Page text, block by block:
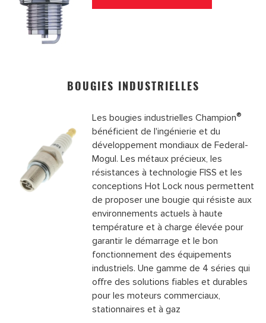
BOUGIES INDUSTRIELLES
Les bougies industrielles Champion®
bénéficient de l'ingénierie et du
développement mondiaux de Federal-
Mogul. Les métaux précieux, les
résistances à technologie FISS et les
conceptions Hot Lock nous permettent
de proposer une bougie qui résiste aux
environnements actuels à haute
température et à charge élevée pour
garantir le démarrage et le bon
fonctionnement des équipements
industriels. Une gamme de 4 séries qui
offre des solutions fiables et durables
pour les moteurs commerciaux,
stationnaires et à gaz